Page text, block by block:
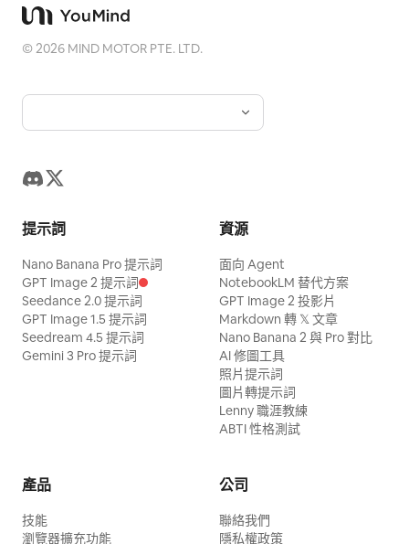
©2026 MIND MOTOR PTE. LTD.
提示詞
Nano Banana Pro 提示詞
GPT Image 2 提示詞
Seedance 2.0 提示詞
GPT Image 1.5 提示詞
Seedream 4.5 提示詞
Gemini 3 Pro 提示詞
資源
面向 Agent
NotebookLM 替代方案
GPT Image 2 投影片
Markdown 轉 𝕏 文章
Nano Banana 2 與 Pro 對比
AI 修圖工具
照片提示詞
圖片轉提示詞
Lenny 職涯教練
ABTI 性格測試
產品
技能
瀏覽器擴充功能
公司
聯絡我們
隱私權政策